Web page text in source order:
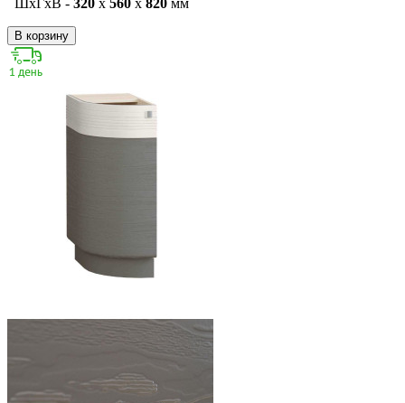
ШxГxВ - 320 x 560 x 820 мм
В корзину